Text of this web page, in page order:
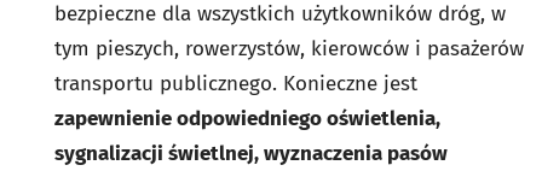
bezpieczne dla wszystkich użytkowników dróg, w
tym pieszych, rowerzystów, kierowców i pasażerów
transportu publicznego. Konieczne jest
zapewnienie odpowiedniego oświetlenia,
sygnalizacji świetlnej, wyznaczenia pasów